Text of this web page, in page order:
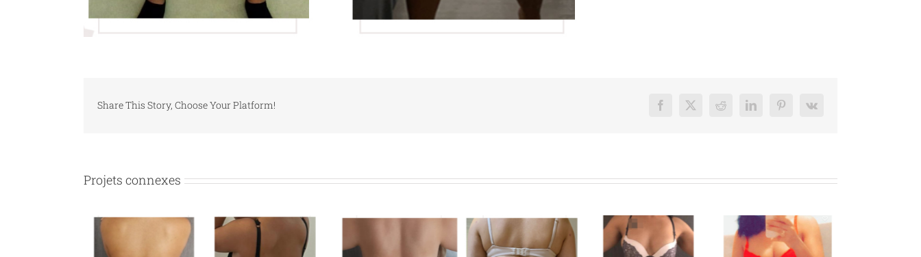
Share This Story, Choose Your Platform! Facebook
X Reddit LinkedInPinterest
Vk
Projets connexes